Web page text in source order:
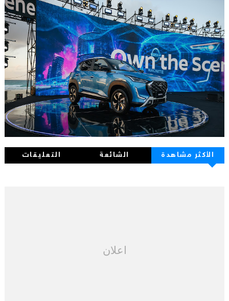
الأكثر مشاهدة الشائعة التعليقات
اعلان